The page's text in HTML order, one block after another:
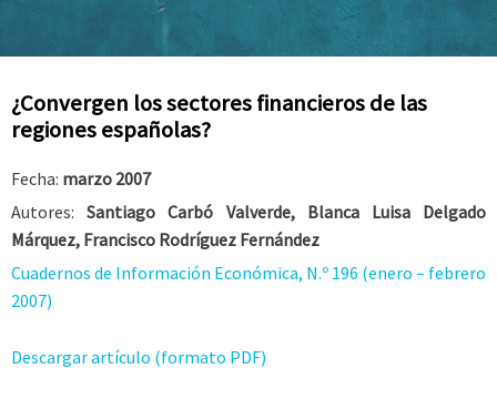
¿Convergen los sectores financieros de las
regiones españolas?
Fecha: marzo 2007
Autores:Santiago Carbó Valverde, Blanca Luisa Delgado
Márquez, Francisco Rodríguez Fernández
Cuadernos de Información Económica, N.º 196 (enero – febrero
2007)
Descargar artículo (formato PDF)